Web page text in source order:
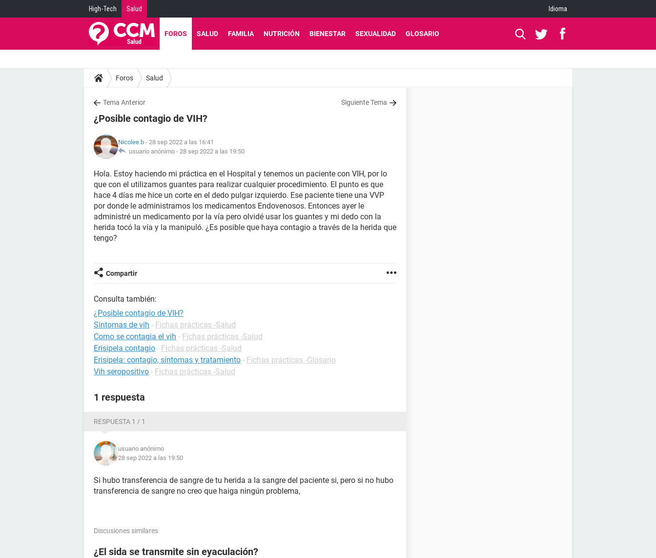
High-Tech Salud Idioma
FOROS SALUD FAMILIA NUTRICIÓN BIENESTAR SEXUALIDAD GLOSARIO
Foros Salud
Tema Anterior Siguiente Tema
¿Posible contagio de VIH?
Nicolee.b - 28 sep 2022 a las 16:41
usuario anónimo - 28 sep 2022 a las 19:50
Hola. Estoy haciendo mi práctica en el Hospital y tenemos un paciente con VIH, por lo
que con el utilizamos guantes para realizar cualquier procedimiento. El punto es que
hace 4 días me hice un corte en el dedo pulgar izquierdo. Ese paciente tiene una VVP
por donde le administramos los medicamentos Endovenosos. Entonces ayer le
administré un medicamento por la vía pero olvidé usar los guantes y mi dedo con la
herida tocó la vía y la manipuló. ¿Es posible que haya contagio a través de la herida que
tengo?
Compartir
Consulta también:
¿Posible contagio de VIH?
Sintomas de vih - Fichas prácticas -Salud
Como se contagia el vih - Fichas prácticas -Salud
Erisipela contagio - Fichas prácticas -Salud
Erisipela: contagio, síntomas y tratamiento - Fichas prácticas -Glosario
Vih seropositivo - Fichas prácticas -Salud
1 respuesta
RESPUESTA 1 / 1
usuario anónimo
28 sep 2022 a las 19:50
Si hubo transferencia de sangre de tu herida a la sangre del paciente si, pero si no hubo
transferencia de sangre no creo que haiga ningún problema,
Discusiones similares
¿El sida se transmite sin eyaculación?